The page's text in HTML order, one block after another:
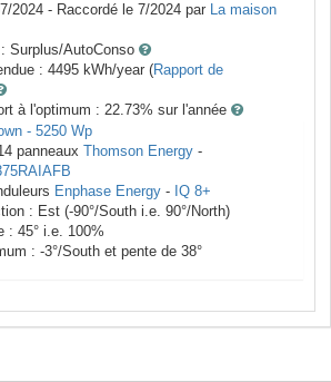
2024 - Raccordé le 7/2024 par La maison
Surplus/AutoConso
: 4495 kWh/year (Rapport de
à l'optimum : 22.73% sur l'année
- 5250 Wp
panneaux Thomson Energy -
Enphase Energy - IQ 8+
: Est (-90°/South i.e. 90°/North)
: 45° i.e. 100%
: -3°/South et pente de 38°